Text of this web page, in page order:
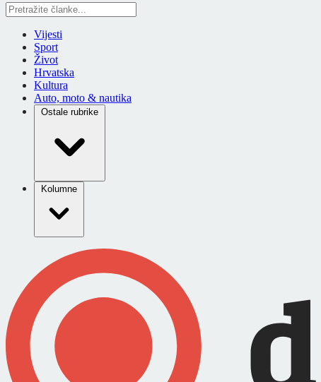
Vijesti
Sport
Život
Hrvatska
Kultura
Auto, moto & nautika
Ostale rubrike
Kolumne